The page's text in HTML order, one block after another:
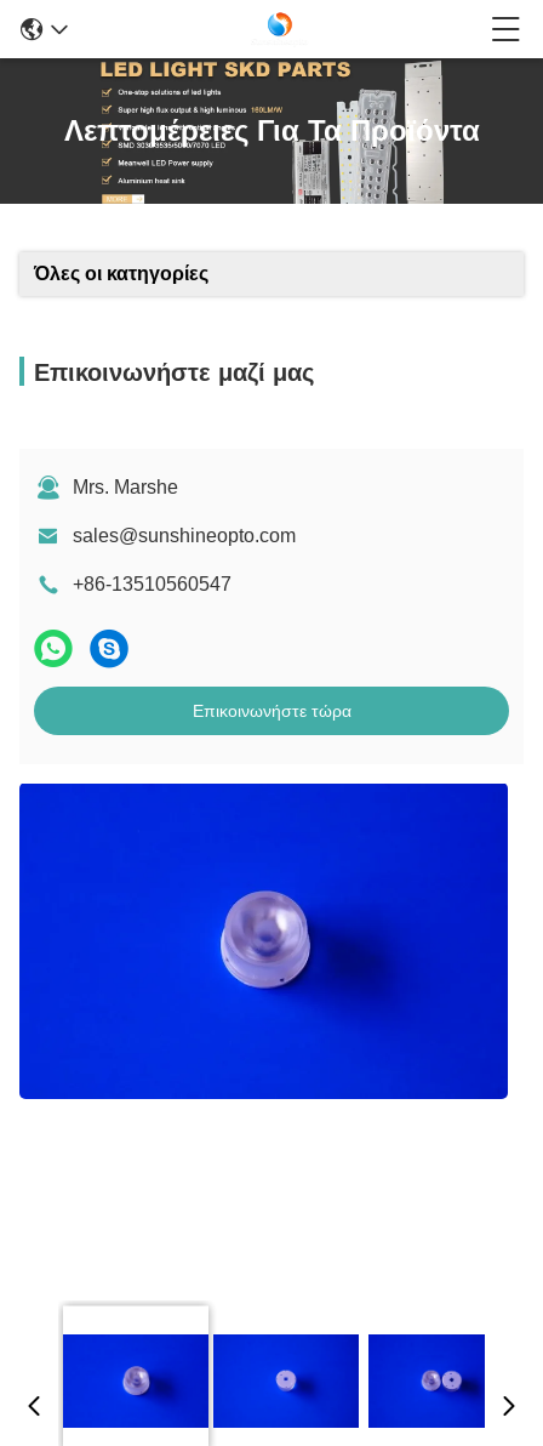
Λεπτομέρειες Για Τα Προϊόντα
Όλες οι κατηγορίες
Επικοινωνήστε μαζί μας
Mrs. Marshe
sales@sunshineopto.com
+86-13510560547
Επικοινωνήστε τώρα